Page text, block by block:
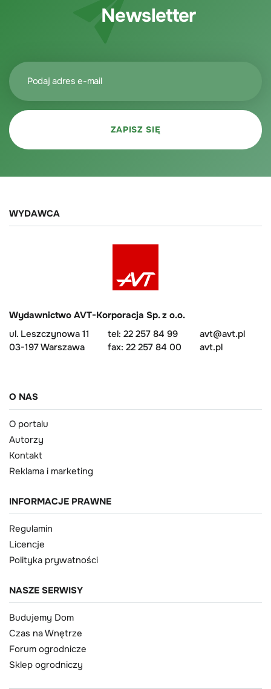
Newsletter
WYDAWCA
Wydawnictwo AVT-Korporacja Sp. z o.o.
ul. Leszczynowa 11
03-197 Warszawa
tel: 22 257 84 99
fax: 22 257 84 00
avt@avt.pl
avt.pl
O NAS
O portalu
Autorzy
Kontakt
Reklama i marketing
INFORMACJE PRAWNE
Regulamin
Licencje
Polityka prywatności
NASZE SERWISY
Budujemy Dom
Czas na Wnętrze
Forum ogrodnicze
Sklep ogrodniczy